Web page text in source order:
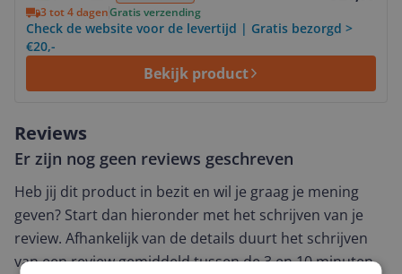
3 tot 4 dagenGratis verzending
Check de website voor de levertijd | Gratis bezorgd >
€20,-
Bekijk product
Reviews
Er zijn nog geen reviews geschreven
Heb jij dit product in bezit en wil je graag je mening
geven? Start dan hieronder met het schrijven van je
review. Afhankelijk van de details duurt het schrijven
van een review gemiddeld tussen de 3 en 10 minuten.